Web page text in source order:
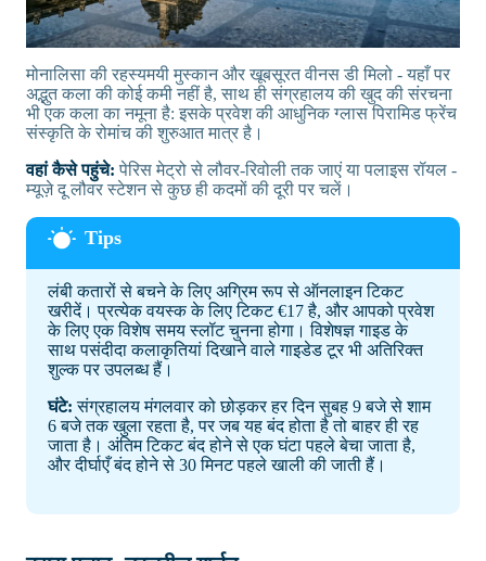
मोनालिसा की रहस्यमयी मुस्कान और खूबसूरत वीनस डी मिलो - यहाँ पर
अद्भुत कला की कोई कमी नहीं है, साथ ही संग्रहालय की खुद की संरचना
भी एक कला का नमूना है: इसके प्रवेश की आधुनिक ग्लास पिरामिड फ्रेंच
संस्कृति के रोमांच की शुरुआत मात्र है।
वहां कैसे पहुंचे:पेरिस मेट्रो से लौवर-रिवोली तक जाएं या पलाइस रॉयल -
म्यूज़े दू लौवर स्टेशन से कुछ ही कदमों की दूरी पर चलें।
लंबी कतारों से बचने के लिए अग्रिम रूप से ऑनलाइन टिकट
खरीदें। प्रत्येक वयस्क के लिए टिकट €17 है, और आपको प्रवेश
के लिए एक विशेष समय स्लॉट चुनना होगा। विशेषज्ञ गाइड के
साथ पसंदीदा कलाकृतियां दिखाने वाले गाइडेड टूर भी अतिरिक्त
शुल्क पर उपलब्ध हैं।
घंटे:संग्रहालय मंगलवार को छोड़कर हर दिन सुबह 9 बजे से शाम
6 बजे तक खुला रहता है, पर जब यह बंद होता है तो बाहर ही रह
जाता है। अंतिम टिकट बंद होने से एक घंटा पहले बेचा जाता है,
और दीर्घाएँ बंद होने से 30 मिनट पहले खाली की जाती हैं।